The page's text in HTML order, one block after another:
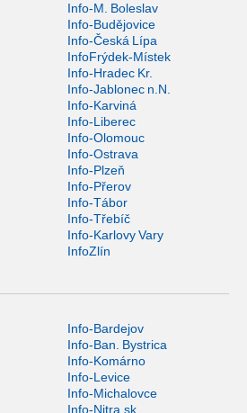
Info-M. Boleslav
Info-Budějovice
Info-Česká Lípa
InfoFrýdek-Místek
Info-Hradec Kr.
Info-Jablonec n.N.
Info-Karviná
Info-Liberec
Info-Olomouc
Info-Ostrava
Info-Plzeň
Info-Přerov
Info-Tábor
Info-Třebíč
Info-Karlovy Vary
InfoZlín
Info-Bardejov
Info-Ban. Bystrica
Info-Komárno
Info-Levice
Info-Michalovce
Info-Nitra.sk